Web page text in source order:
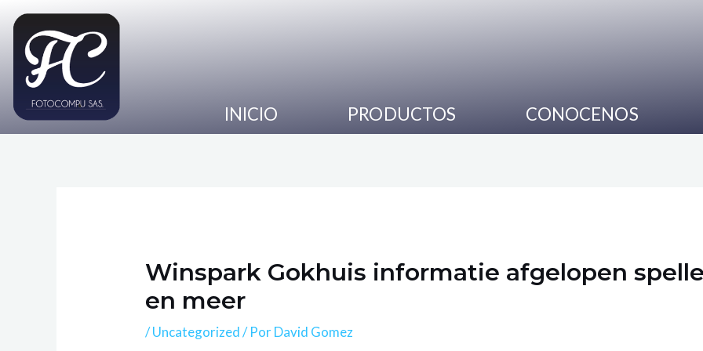
contenido
INICIO PRODUCTOS CONOCENOS
Winspark Gokhuis informatie afgelopen
en meer
/Uncategorized/ PorDavid Gomez
Navegación
de
entradas